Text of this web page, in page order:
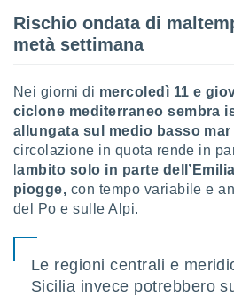
delle
degli
nostri
Rischio ondata di
metà settimana
Nei giorni di mercoledì 11 e
ciclone mediterraneo sembra
allungata sul medio basso
circolazione in quota rende in
lambito solo in parte
piogge, con tempo variabile e
del Po e sulle Alpi.
Le regioni centrali e
Sicilia invece potrebbero